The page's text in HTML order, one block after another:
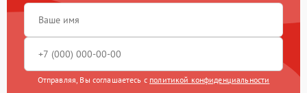
Отправляя, Вы соглашаетесь с политикой конфиденциальности